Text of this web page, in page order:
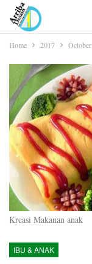
Home 2017 October
Kreasi Makanan anak
IBU & ANAK